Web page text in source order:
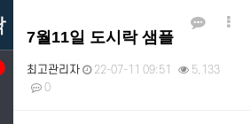
7월11일 도시락 샘플
최고관리자 22-07-11 09:51
5,133
0